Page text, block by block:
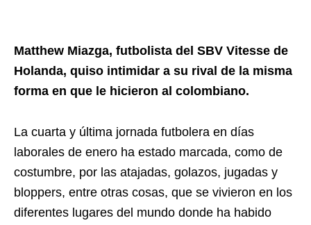
Matthew Miazga, futbolista del SBV Vitesse de
Holanda, quiso intimidar a su rival de la misma
forma en que le hicieron al colombiano.
La cuarta y última jornada futbolera en días
laborales de enero ha estado marcada, como de
costumbre, por las atajadas, golazos, jugadas y
bloppers, entre otras cosas, que se vivieron en los
diferentes lugares del mundo donde ha habido